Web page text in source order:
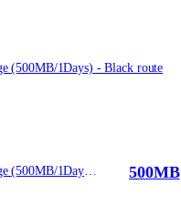
(500MB/1Days) - Black route
500MB